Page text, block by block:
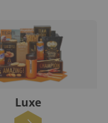
Luxe